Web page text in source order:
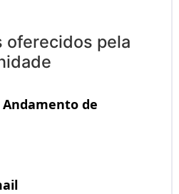
oferecidos pela
de